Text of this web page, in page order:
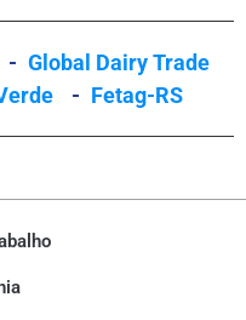
- Global Dairy Trade
- Fetag-RS